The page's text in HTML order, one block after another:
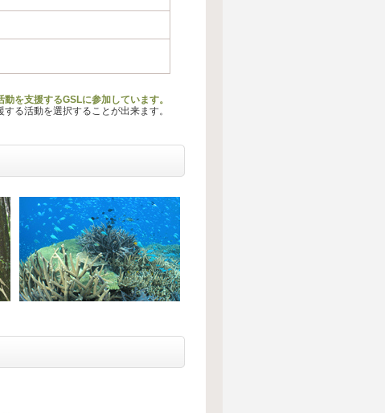
を支援するGSLに参加しています。
る活動を選択することが出来ます。